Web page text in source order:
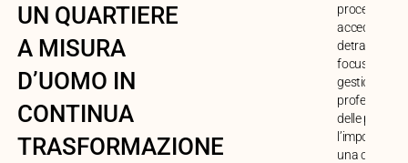
UN QUARTIERE
A MISURA
D’UOMO IN
CONTINUA
TRASFORMAZIONE
procedure
accedere alle
detrazioni,
focus sulla
gestione
professionale
delle pratiche
l’importanza
una corretta